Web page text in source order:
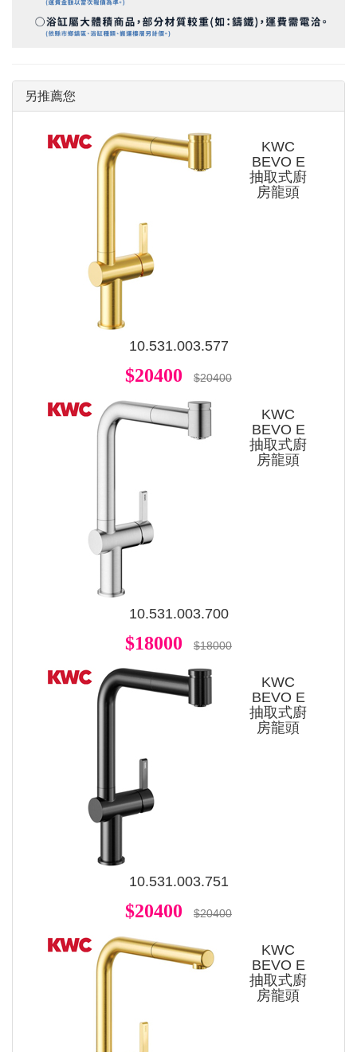
另推薦您
KWC
BEVO E
抽取式廚
房龍頭
10.531.003.577
$20400 $20400
KWC
BEVO E
抽取式廚
房龍頭
10.531.003.700
$18000 $18000
KWC
BEVO E
抽取式廚
房龍頭
10.531.003.751
$20400 $20400
KWC
BEVO E
抽取式廚
房龍頭